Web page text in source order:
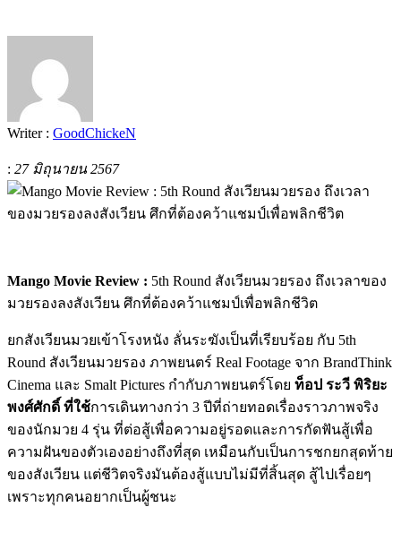
Writer : GoodChickeN
: 27 มิถุนายน 2567
Mango Movie Review : 5th Round สังเวียนมวยรอง ถึงเวลาของ
มวยรองลงสังเวียน ศึกที่ต้องคว้าแชมป์เพื่อพลิกชีวิต
ยกสังเวียนมวยเข้าโรงหนัง ลั่นระฆังเป็นที่เรียบร้อย กับ 5th
Round สังเวียนมวยรอง ภาพยนตร์ Real Footage จาก BrandThink
Cinema และ Smalt Pictures กำกับภาพยนตร์โดย ท็อป ระวี พิริยะ
พงศ์ศักดิ์ ที่ใช้การเดินทางกว่า 3 ปีที่ถ่ายทอดเรื่องราวภาพจริง
ของนักมวย 4 รุ่น ที่ต่อสู้เพื่อความอยู่รอดและการกัดฟันสู้เพื่อ
ความฝันของตัวเองอย่างถึงที่สุด เหมือนกับเป็นการชกยกสุดท้าย
ของสังเวียน แต่ชีวิตจริงมันต้องสู้แบบไม่มีที่สิ้นสุด สู้ไปเรื่อยๆ
เพราะทุกคนอยากเป็นผู้ชนะ